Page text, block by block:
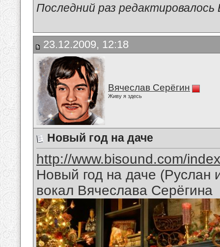
Последний раз
23.12.2009, 12:18
Вячеслав Серёгин
Живу я здесь
Новый год на даче
http://www.bisound.com/
Новый год на даче
вокал Вячеслава Серёгина